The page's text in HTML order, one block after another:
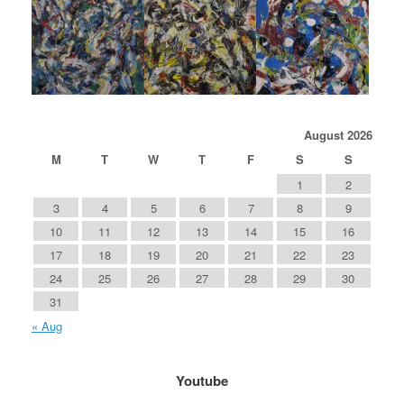
August 2026
M
T W T F S
S
1
2
3
4 5 6 7 8
9
10
11 12 13 14 15
16
17
18 19 20 21 22
23
24
25 26 27 28 29
30
31
« Aug
Youtube